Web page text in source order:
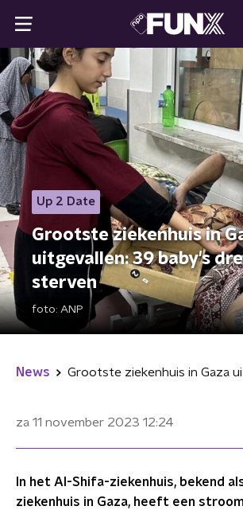
Up 2 Date
Grootste ziekenhuis in
uitgevallen: 39 baby's
sterven
foto: ANP
News
za 11 november 2023 12:24
In het Al-Shifa-ziekenhuis, bekend
ziekenhuis in Gaza, heeft een